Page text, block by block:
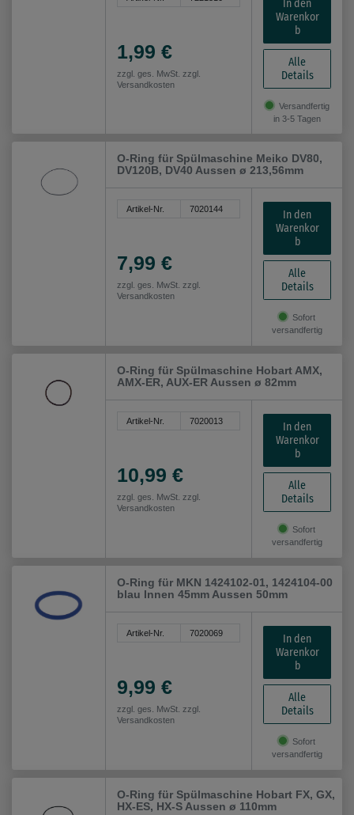
1,99 €
zzgl. ges. MwSt. zzgl.
Versandkosten
In den
Warenkor
b
Alle
Details
Versandfertig
in 3-5 Tagen
O-Ring für Spülmaschine Meiko DV80,
DV120B, DV40 Aussen ø 213,56mm
Artikel-Nr. 7020144
7,99 €
zzgl. ges. MwSt. zzgl.
Versandkosten
In den
Warenkor
b
Alle
Details
Sofort
versandfertig
O-Ring für Spülmaschine Hobart AMX,
AMX-ER, AUX-ER Aussen ø 82mm
Artikel-Nr. 7020013
10,99 €
zzgl. ges. MwSt. zzgl.
Versandkosten
In den
Warenkor
b
Alle
Details
Sofort
versandfertig
O-Ring für MKN 1424102-01, 1424104-00
blau Innen 45mm Aussen 50mm
Artikel-Nr. 7020069
9,99 €
zzgl. ges. MwSt. zzgl.
Versandkosten
In den
Warenkor
b
Alle
Details
Sofort
versandfertig
O-Ring für Spülmaschine Hobart FX, GX,
HX-ES, HX-S Aussen ø 110mm